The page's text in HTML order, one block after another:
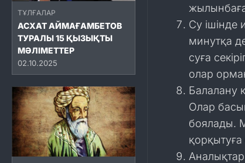
ТҰЛҒАЛАР
АСХАТ АЙМАҒАМБЕТОВ
ТУРАЛЫ 15 ҚЫЗЫҚТЫ
МӘЛІМЕТТЕР
02.10.2025
Су ішінде
минутқа
суға
олар
Балалану
Олар
боялады.
қорқытуға